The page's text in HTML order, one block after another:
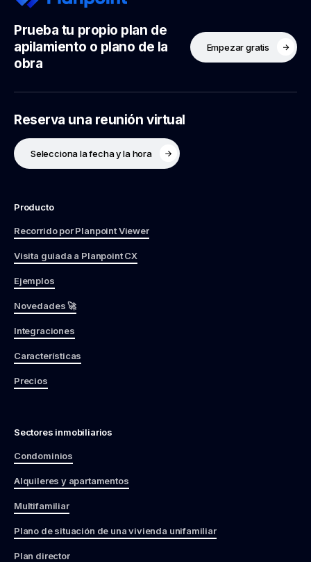
Prueba tu propio plan de
apilamiento o plano de la
obra
Empezar gratis
Reserva una reunión virtual
Selecciona la fecha y la hora
Producto
Recorrido por Planpoint Viewer
Visita guiada a Planpoint CX
Ejemplos
Novedades 🚀
Integraciones
Características
Precios
Sectores inmobiliarios
Condominios
Alquileres y apartamentos
Multifamiliar
Plano de situación de una vivienda unifamiliar
Plan director